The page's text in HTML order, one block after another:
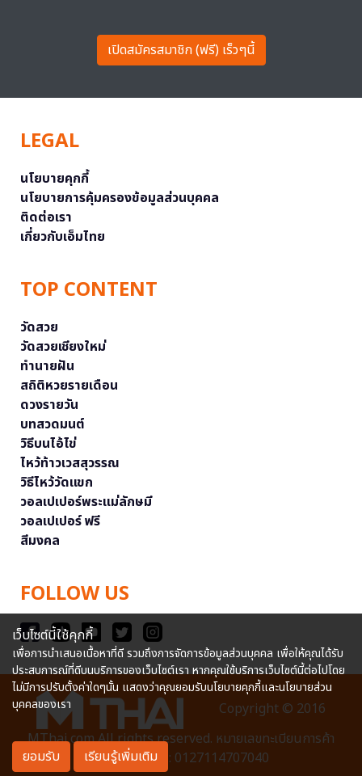
เปิดสมัครสมาชิก (ฟรี) เร็วๆนี้
LEGAL
นโยบายคุกกี้
นโยบายการคุ้มครองข้อมูลส่วนบุคคล
ติดต่อเรา
เกี่ยวกับเอ็มไทย
TOP CONTENT
วัดสวย
วัดสวยเชียงใหม่
ทำนายฝัน
สถิติหวยรายเดือน
ดวงรายวัน
บทสวดมนต์
วิธีบนไอ้ไข่
ไหว้ท้าวเวสสุวรรณ
วิธีไหว้วัดแขก
วอลเปเปอร์พระแม่ลักษมี
วอลเปเปอร์ ฟรี
สีมงคล
FOLLOW US
Copyright © 2016
MThai.com All rights reserved. หมายเลขทะเบียนการค้า
อิเล็กทรอนิกส์ : 0127114707040
เว็บไซต์นี้ใช้คุกกี้
เพื่อการนำเสนอเนื้อหาที่ดี รวมถึงการจัดการข้อมูลส่วนบุคคล เพื่อให้คุณได้รับ
ประสบการณ์ที่ดีบนบริการของเว็บไซต์เรา หากคุณใช้บริการเว็บไซต์นี้ต่อไปโดย
ไม่มีการปรับตั้งค่าใดๆนั้น แสดงว่าคุณยอมรับนโยบายคุกกี้และนโยบายส่วน
บุคคลของเรา
ยอมรับ เรียนรู้เพิ่มเติม